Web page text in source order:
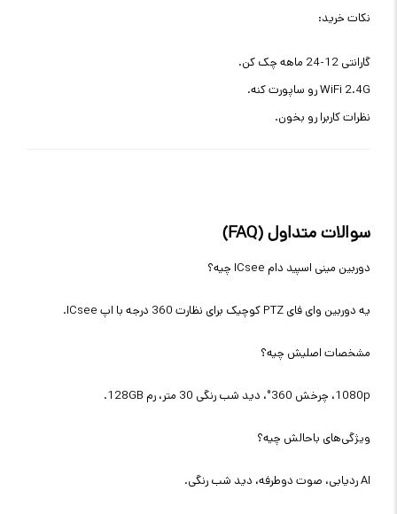
نکات خرید:
گارانتی 12-24 ماهه چک کن.
WiFi 2.4G رو ساپورت کنه.
نظرات کاربرا رو بخون.
سوالات متداول (FAQ)
دوربین مینی اسپید دام ICsee چیه؟
یه دوربین وای فای PTZ کوچیک برای نظارت 360 درجه با اپ ICsee.
مشخصات اصلیش چیه؟
1080p، چرخش 360°، دید شب رنگی 30 متر، رم 128GB.
ویژگی‌های باحالش چیه؟
AI ردیابی، صوت دوطرفه، دید شب رنگی.